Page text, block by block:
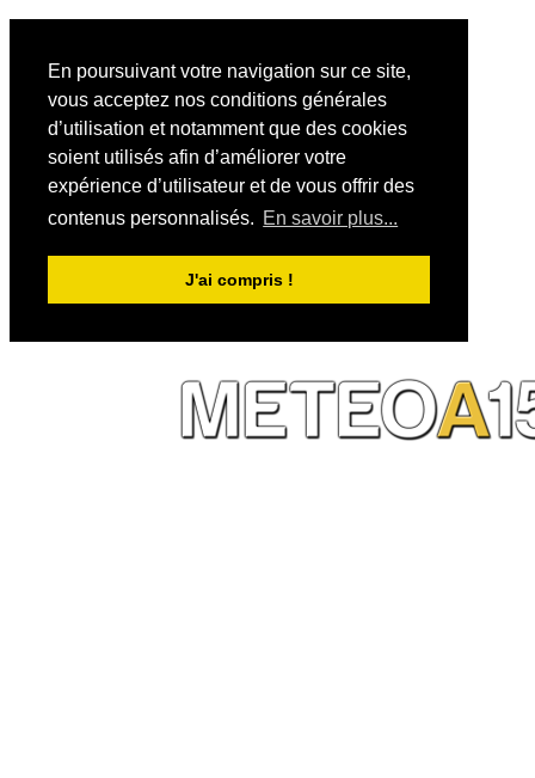
En poursuivant votre navigation sur ce site,
vous acceptez nos conditions générales
d’utilisation et notamment que des cookies
soient utilisés afin d’améliorer votre
expérience d’utilisateur et de vous offrir des
contenus personnalisés. En savoir plus...
J'ai compris !